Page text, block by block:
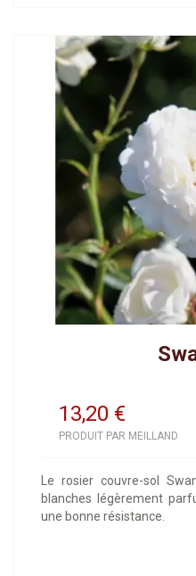
13,20 €
PRODUIT PAR MEILLAND
Le rosier couvre-sol
blanches légèrement
une bonne résistance.